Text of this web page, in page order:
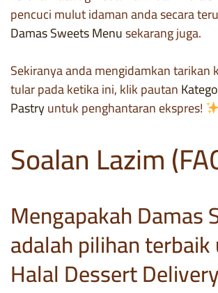
pencuci mulut idaman anda secara
Damas Sweets Menusekarang juga.
Sekiranya anda mengidamkan tarikan
tular pada ketika ini, klik pautan
Pastryuntuk penghantaran ekspres!
Soalan Lazim
Mengapakah Damas
adalah pilihan
Halal Dessert